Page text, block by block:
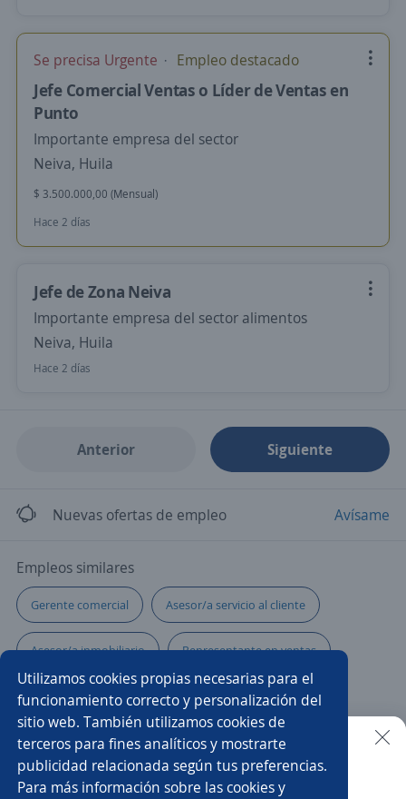
Utilizamos cookies propias necesarias para el
funcionamiento correcto y personalización del
sitio web. También utilizamos cookies de
terceros para fines analíticos y mostrarte
publicidad relacionada según tus preferencias.
Para más información sobre las cookies y
Se precisa Urgente Empleo destacado
Jefe Comercial Ventas o Líder de Ventas en
Punto
Importante empresa del sector
Neiva, Huila
$ 3.500.000,00 (Mensual)
Hace 2 días
Jefe de Zona Neiva
Importante empresa del sector alimentos
Neiva, Huila
Hace 2 días
Anterior Siguiente
Nuevas ofertas de empleo Avísame
Empleos similares
Gerente comercial Asesor/a servicio al cliente
Asesor/a inmobiliario Representante en ventas
Tesorero/a Analista contable y administrativo
Asesor/a telefónico Contable Auxiliar de auditoría
Asistente de gerencia Analista Auxiliar de créditos
Buscar es más fácil en la app